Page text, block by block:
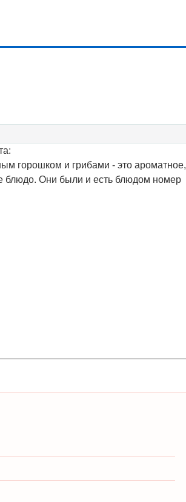
горошком и грибами - это ароматное,
блюдо. Они были и есть блюдом номер